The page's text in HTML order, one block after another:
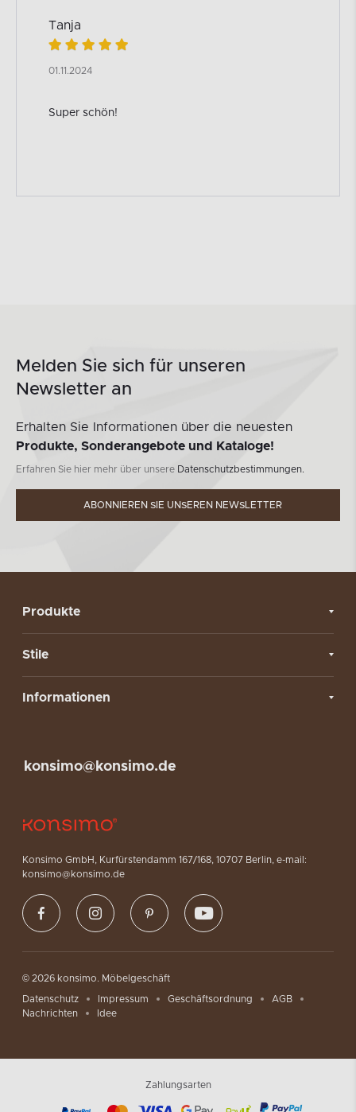
Tanja
01.11.2024
Super schön!
Melden Sie sich für unseren
Newsletter an
Erhalten Sie Informationen über die neuesten
Produkte, Sonderangebote und Kataloge!
Erfahren Sie hier mehr über unsere Datenschutzbestimmungen.
ABONNIEREN SIE UNSEREN NEWSLETTER
Produkte
Stile
Informationen
Konsimo GmbH, Kurfürstendamm 167/168, 10707 Berlin, e-mail:
konsimo@konsimo.de
konsimo@konsimo.de
© 2026 konsimo. Möbelgeschäft
Datenschutz Impressum Geschäftsordnung
AGB
Nachrichten
Idee
Zahlungsarten